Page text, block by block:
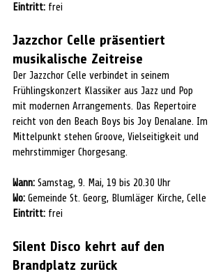
Eintritt: frei
Jazzchor Celle präsentiert
musikalische Zeitreise
Der Jazzchor Celle verbindet in seinem
Frühlingskonzert Klassiker aus Jazz und Pop
mit modernen Arrangements. Das Repertoire
reicht von den Beach Boys bis Joy Denalane. Im
Mittelpunkt stehen Groove, Vielseitigkeit und
mehrstimmiger Chorgesang.
Wann: Samstag, 9. Mai, 19 bis 20.30 Uhr
Wo: Gemeinde St. Georg, Blumläger Kirche, Celle
Eintritt: frei
Silent Disco kehrt auf den
Brandplatz zurück